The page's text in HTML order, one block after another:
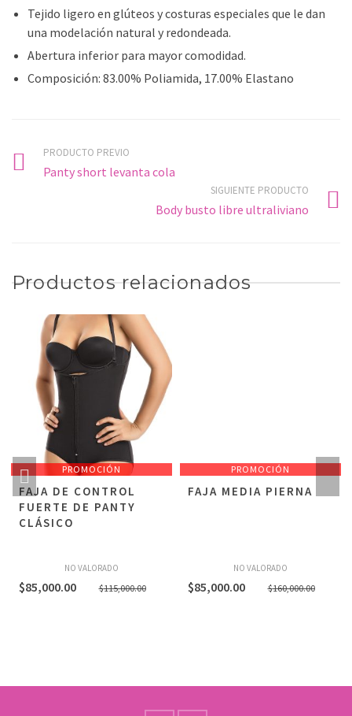
Tejido ligero en glúteos y costuras especiales que le dan
una modelación natural y redondeada.
Abertura inferior para mayor comodidad.
Composición: 83.00% Poliamida, 17.00% Elastano
PRODUCTO PREVIO
Panty short levanta cola
SIGUIENTE PRODUCTO
Body busto libre ultraliviano
Productos relacionados
PROMOCIÓN
FAJA DE CONTROL
FUERTE DE PANTY
CLÁSICO
NO VALORADO
$115,000.00El
$85,000.00
El
PROMOCIÓN
FAJA MEDIA PIERNA
NO VALORADO
$160,000.00El
$85,000.00
El